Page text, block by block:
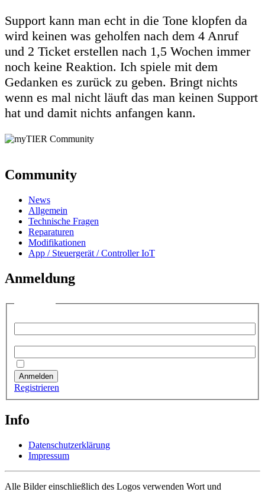
Support kann man echt in die Tone klopfen da
wird keinen was geholfen nach dem 4 Anruf
und 2 Ticket erstellen nach 1,5 Wochen immer
noch keine Reaktion. Ich spiele mit dem
Gedanken es zurück zu geben. Bringt nichts
wenn es mal nicht läuft das man keinen Support
hat und damit nichts anfangen kann.
Community
News
Allgemein
Technische Fragen
Reparaturen
Modifikationen
App / Steuergerät / Controller IoT
Anmeldung
Anmelden
Registrieren
Info
Datenschutzerklärung
Impressum
Alle Bilder einschließlich des Logos verwenden Wort und